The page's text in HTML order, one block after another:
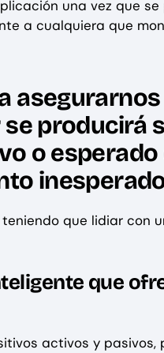
una vez que
a cualquiera que
producirá
o esperado
que lidiar con
que
activos y